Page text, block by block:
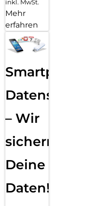
inkl. MwSt.
Mehr
erfahren
Smartphone
Datensicherung
– Wir
sichern
Deine
Daten!